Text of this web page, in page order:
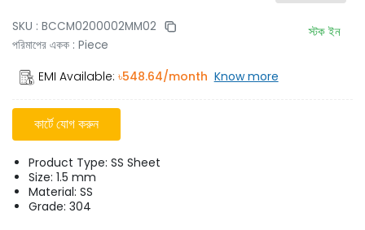
SKU : BCCM0200002MM02
পরিমাপের একক : Piece
স্টক ইন
EMI Available: ৳548.64/month Know more
কার্টে যোগ করুন
Product Type: SS Sheet
Size: 1.5 mm
Material: SS
Grade: 304